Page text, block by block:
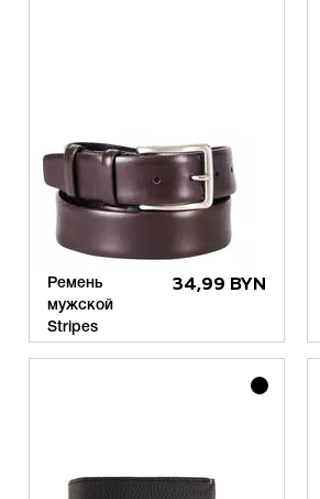
Ремень
мужской
Stripes
34,99 BYN